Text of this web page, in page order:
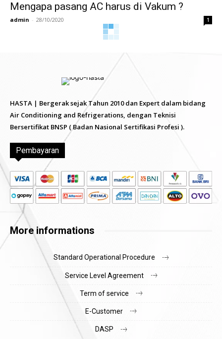
Mengapa pasang AC harus di Vakum ?
admin - 28/10/2020 1
HASTA | Bergerak sejak Tahun 2010 dan Expert dalam bidang
Air Conditioning and Refrigerations, dengan Teknisi
Bersertifikat BNSP ( Badan Nasional Sertifikasi Profesi ).
Pembayaran
More informations
Standard Operational Procedure
Service Level Agreement
Term of service
E-Customer
DASP